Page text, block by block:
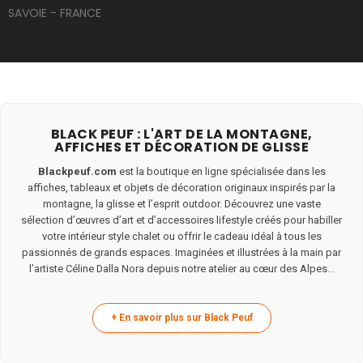
SAVOIE - FRANCE
BLACK PEUF : L'ART DE LA MONTAGNE,
AFFICHES ET DÉCORATION DE GLISSE
Blackpeuf.com est la boutique en ligne spécialisée dans les
affiches, tableaux et objets de décoration originaux inspirés par la
montagne, la glisse et l’esprit outdoor. Découvrez une vaste
sélection d’œuvres d’art et d’accessoires lifestyle créés pour habiller
votre intérieur style chalet ou offrir le cadeau idéal à tous les
passionnés de grands espaces. Imaginées et illustrées à la main par
l’artiste Céline Dalla Nora depuis notre atelier au cœur des Alpes...